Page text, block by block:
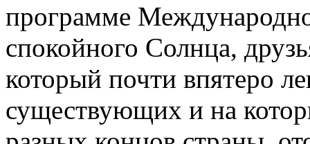
программе
спокойного Солнца,
который почти впятеро
существующих и на